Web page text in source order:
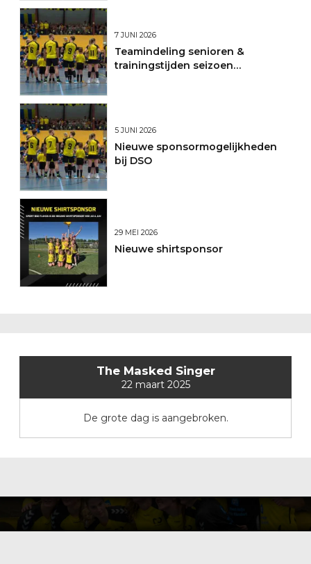
7 JUNI 2026
Teamindeling senioren &
trainingstijden seizoen
5 JUNI 2026
Nieuwe sponsormogelijkheden
bij DSO
29 MEI 2026
Nieuwe shirtsponsor
The Masked Singer
22 maart 2025
De grote dag is aangebroken.